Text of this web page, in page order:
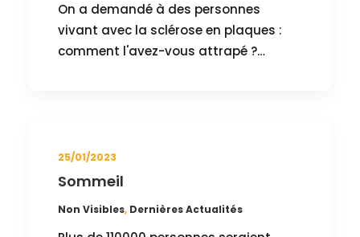
On a demandé à des personnes
vivant avec la sclérose en plaques :
comment l'avez-vous attrapé ?…
25/01/2023
Sommeil
Non Visibles, Dernières Actualités